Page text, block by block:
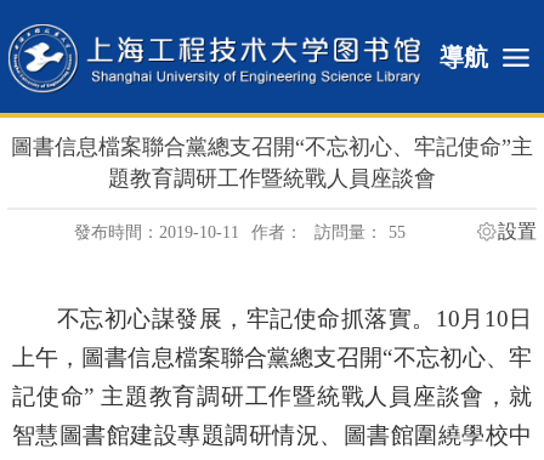
導航
圖書信息檔案聯合黨總支召開“不忘初心、牢記使命”主
題教育調研工作暨統戰人員座談會
發布時間：2019-10-11 作者： 訪問量： 55 設置
不忘初心謀發展，牢記使命抓落實。 10月 10 日
上午，圖書信息檔案聯合黨總支召開“不忘初心、牢
記使命” 主題教育調研工作暨統戰人員座談會，就
智慧圖書館建設專題調研情況、圖書館圍繞學校中